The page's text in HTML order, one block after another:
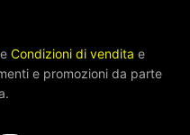
Condizioni di vendita e
e promozioni da parte